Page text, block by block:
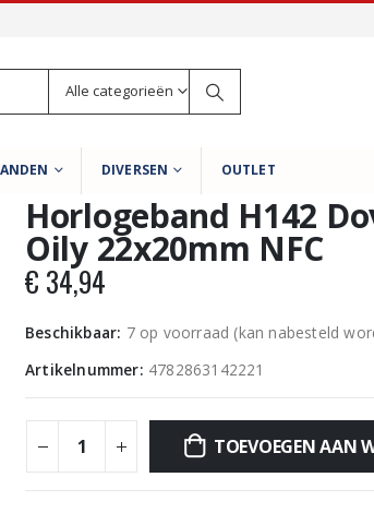
Alle categorieën
DIVERSEN OUTLET
Horlogeband H142
Oily 22x20mm NFC
€ 34,94
Beschikbaar: 7 op voorraad (kan nabesteld
Artikelnummer: 4782863142221
TOEVOEGEN AAN